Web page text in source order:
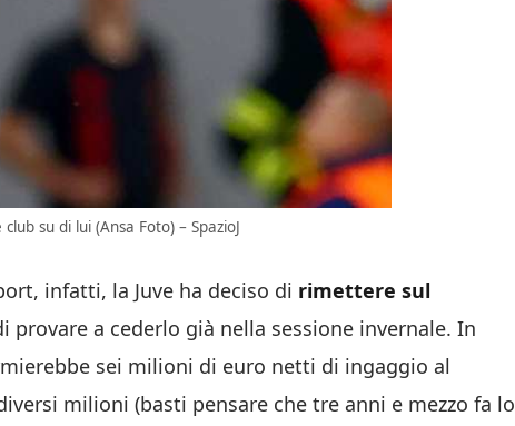
su di lui (Ansa Foto) – SpazioJ
infatti, la Juve ha deciso di rimettere sul
provare a cederlo già nella sessione invernale. In
sei milioni di euro netti di ingaggio al
milioni (basti pensare che tre anni e mezzo fa lo